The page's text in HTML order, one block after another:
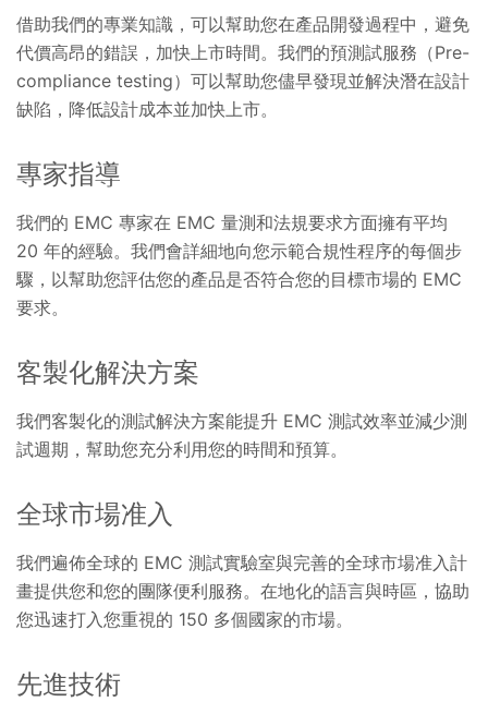
借助我們的專業知識，可以幫助您在產品開發過程中，避免
代價高昂的錯誤，加快上市時間。我們的預測試服務（Pre-
compliance testing）可以幫助您儘早發現並解決潛在設計
缺陷，降低設計成本並加快上市。
專家指導
我們的 EMC 專家在 EMC 量測和法規要求方面擁有平均
20 年的經驗。我們會詳細地向您示範合規性程序的每個步
驟，以幫助您評估您的產品是否符合您的目標市場的 EMC
要求。
客製化解決方案
我們客製化的測試解決方案能提升 EMC 測試效率並減少測
試週期，幫助您充分利用您的時間和預算。
全球市場准入
我們遍佈全球的 EMC 測試實驗室與完善的全球市場准入計
畫提供您和您的團隊便利服務。在地化的語言與時區，協助
您迅速打入您重視的 150 多個國家的市場。
先進技術